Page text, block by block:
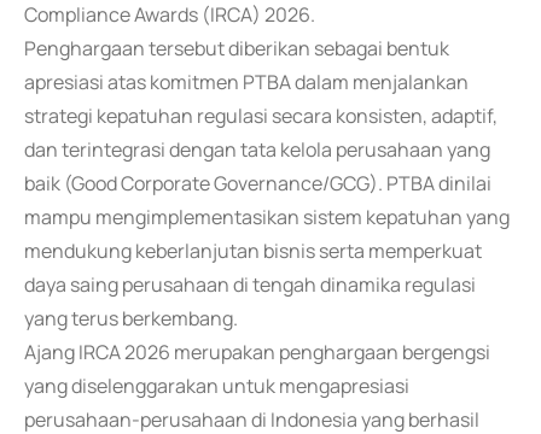
Compliance Awards (IRCA) 2026.
Penghargaan tersebut diberikan sebagai bentuk
apresiasi atas komitmen PTBA dalam menjalankan
strategi kepatuhan regulasi secara konsisten, adaptif,
dan terintegrasi dengan tata kelola perusahaan yang
baik (Good Corporate Governance/GCG). PTBA dinilai
mampu mengimplementasikan sistem kepatuhan yang
mendukung keberlanjutan bisnis serta memperkuat
daya saing perusahaan di tengah dinamika regulasi
yang terus berkembang.
Ajang IRCA 2026 merupakan penghargaan bergengsi
yang diselenggarakan untuk mengapresiasi
perusahaan-perusahaan di Indonesia yang berhasil